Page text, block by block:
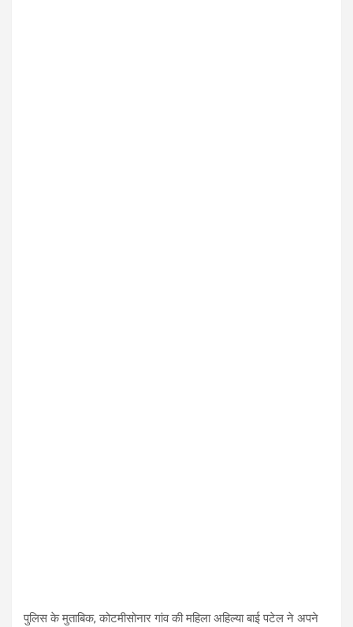
पुलिस के मुताबिक, कोटमीसोनार गांव की महिला अहिल्या बाई पटेल ने अपने